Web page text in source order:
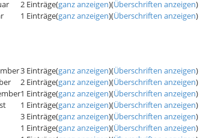
2 Einträge(ganz anzeigen)(Überschriften anzeigen)
1 Einträge(ganz anzeigen)(Überschriften anzeigen)
3 Einträge(ganz anzeigen)(Überschriften anzeigen)
2 Einträge(ganz anzeigen)(Überschriften anzeigen)
1 Einträge(ganz anzeigen)(Überschriften anzeigen)
1 Einträge(ganz anzeigen)(Überschriften anzeigen)
3 Einträge(ganz anzeigen)(Überschriften anzeigen)
1 Einträge(ganz anzeigen)(Überschriften anzeigen)